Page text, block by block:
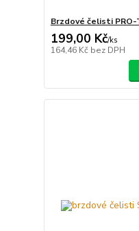
Brzdové čelisti
199,00 Kč/ks
164,46 Kč bez DPH